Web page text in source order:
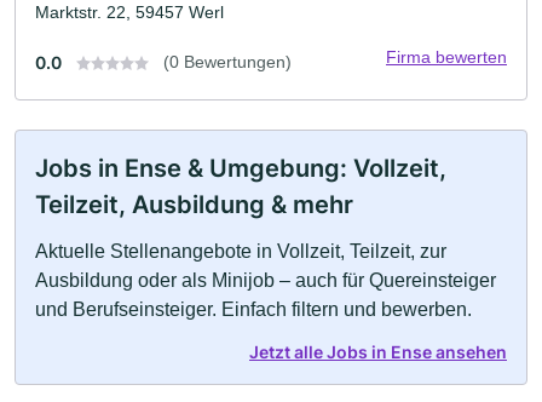
Marktstr. 22, 59457 Werl
0.0 (0 Bewertungen) Firma bewerten
Jobs in Ense & Umgebung: Vollzeit,
Teilzeit, Ausbildung & mehr
Aktuelle Stellenangebote in Vollzeit, Teilzeit, zur
Ausbildung oder als Minijob – auch für Quereinsteiger
und Berufseinsteiger. Einfach filtern und bewerben.
Jetzt alle Jobs in Ense ansehen